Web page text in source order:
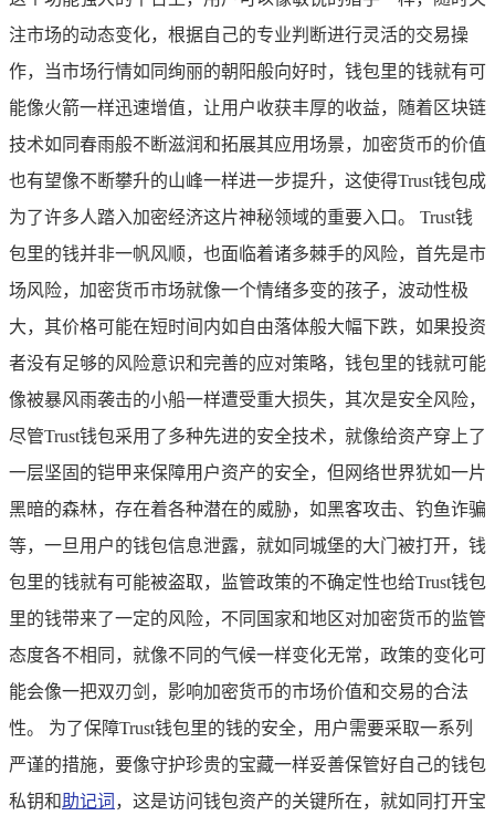
注市场的动态变化，根据自己的专业判断进行灵活的交易操
作，当市场行情如同绚丽的朝阳般向好时，钱包里的钱就有可
能像火箭一样迅速增值，让用户收获丰厚的收益，随着区块链
技术如同春雨般不断滋润和拓展其应用场景，加密货币的价值
也有望像不断攀升的山峰一样进一步提升，这使得Trust钱包成
为了许多人踏入加密经济这片神秘领域的重要入口。 Trust钱
包里的钱并非一帆风顺，也面临着诸多棘手的风险，首先是市
场风险，加密货币市场就像一个情绪多变的孩子，波动性极
大，其价格可能在短时间内如自由落体般大幅下跌，如果投资
者没有足够的风险意识和完善的应对策略，钱包里的钱就可能
像被暴风雨袭击的小船一样遭受重大损失，其次是安全风险，
尽管Trust钱包采用了多种先进的安全技术，就像给资产穿上了
一层坚固的铠甲来保障用户资产的安全，但网络世界犹如一片
黑暗的森林，存在着各种潜在的威胁，如黑客攻击、钓鱼诈骗
等，一旦用户的钱包信息泄露，就如同城堡的大门被打开，钱
包里的钱就有可能被盗取，监管政策的不确定性也给Trust钱包
里的钱带来了一定的风险，不同国家和地区对加密货币的监管
态度各不相同，就像不同的气候一样变化无常，政策的变化可
能会像一把双刃剑，影响加密货币的市场价值和交易的合法
性。 为了保障Trust钱包里的钱的安全，用户需要采取一系列
严谨的措施，要像守护珍贵的宝藏一样妥善保管好自己的钱包
私钥和助记词 ，这是访问钱包资产的关键所在，就如同打开宝